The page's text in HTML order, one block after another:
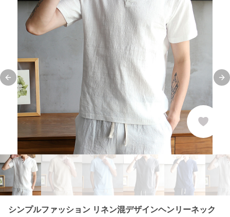
Previous slide
シンプルファッション リネン混デザインヘンリーネック